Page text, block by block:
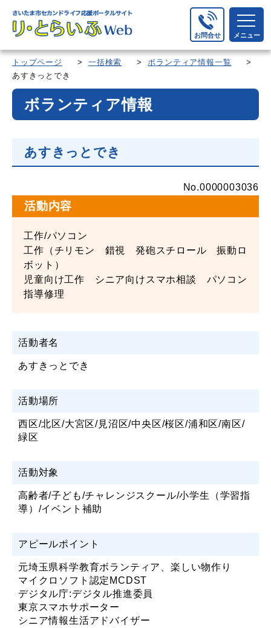
お問合せ メニュー
トップページ >一括検索 >ボランティア情報一覧
>
あすきっとでき
ボランティア情報
あすきっとでき
No.0000003036
活動内容
工作/パソコン
工作（チリモン 錯視 発砲スチロール 振動ロ
ボット）
児童向け工作 シニア向けスマホ相談 パソコン
指導修理
活動者名
あすきっとでき
活動場所
西区/北区/大宮区/見沼区/中央区/桜区/浦和区/南区/
緑区
活動対象
高齢者/子ども/チャレンジスクール/小学生（学習指
導）/イベント補助
アピールポイント
元埼玉県科学教育ボランティア、楽しい物作り
マイクロソフト認定MCDST
デジタル庁:デジタル推進委員
東京スマホサポーター
シニア情報生活アドバイザー